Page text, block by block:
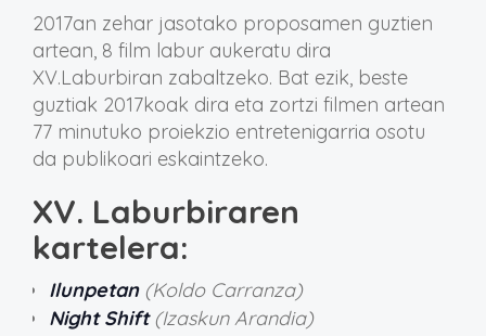
2017an zehar jasotako proposamen guztien
artean, 8 film labur aukeratu dira
XV.Laburbiran zabaltzeko. Bat ezik, beste
guztiak 2017koak dira eta zortzi filmen artean
77 minutuko proiekzio entretenigarria osotu
da publikoari eskaintzeko.
XV. Laburbiraren
kartelera:
Ilunpetan(Koldo Carranza)
Night Shift(Izaskun Arandia)